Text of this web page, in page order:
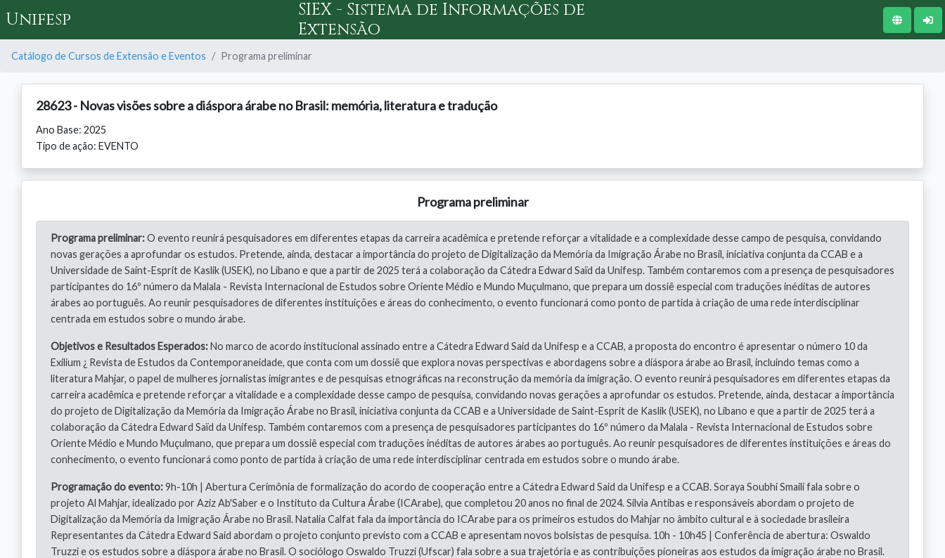
Unifesp
SIEX - Sistema de Informações de
Extensão
Catálogo de Cursos de Extensão e Eventos Programa preliminar
28623 - Novas visões sobre a diáspora árabe no Brasil: memória, literatura e tradução
Ano Base: 2025
Tipo de ação: EVENTO
Programa preliminar
Programa preliminar:O evento reunirá pesquisadores em diferentes etapas da carreira acadêmica e pretende reforçar a vitalidade e a complexidade desse campo de pesquisa, convidando
novas gerações a aprofundar os estudos. Pretende, ainda, destacar a importância do projeto de Digitalização da Memória da Imigração Árabe no Brasil, iniciativa conjunta da CCAB e a
Universidade de Saint-Esprit de Kaslik (USEK), no Líbano e que a partir de 2025 terá a colaboração da Cátedra Edward Saïd da Unifesp. Também contaremos com a presença de pesquisadores
participantes do 16º número da Malala - Revista Internacional de Estudos sobre Oriente Médio e Mundo Muçulmano, que prepara um dossiê especial com traduções inéditas de autores
árabes ao português. Ao reunir pesquisadores de diferentes instituições e áreas do conhecimento, o evento funcionará como ponto de partida à criação de uma rede interdisciplinar
centrada em estudos sobre o mundo árabe.
Objetivos e Resultados Esperados:No marco de acordo institucional assinado entre a Cátedra Edward Said da Unifesp e a CCAB, a proposta do encontro é apresentar o número 10 da
Exilium ¿ Revista de Estudos da Contemporaneidade, que conta com um dossiê que explora novas perspectivas e abordagens sobre a diáspora árabe ao Brasil, incluindo temas como a
literatura Mahjar, o papel de mulheres jornalistas imigrantes e de pesquisas etnográficas na reconstrução da memória da imigração. O evento reunirá pesquisadores em diferentes etapas da
carreira acadêmica e pretende reforçar a vitalidade e a complexidade desse campo de pesquisa, convidando novas gerações a aprofundar os estudos. Pretende, ainda, destacar a importância
do projeto de Digitalização da Memória da Imigração Árabe no Brasil, iniciativa conjunta da CCAB e a Universidade de Saint-Esprit de Kaslik (USEK), no Líbano e que a partir de 2025 terá a
colaboração da Cátedra Edward Saïd da Unifesp. Também contaremos com a presença de pesquisadores participantes do 16º número da Malala - Revista Internacional de Estudos sobre
Oriente Médio e Mundo Muçulmano, que prepara um dossiê especial com traduções inéditas de autores árabes ao português. Ao reunir pesquisadores de diferentes instituições e áreas do
conhecimento, o evento funcionará como ponto de partida à criação de uma rede interdisciplinar centrada em estudos sobre o mundo árabe.
Programação do evento:9h-10h | Abertura Cerimônia de formalização do acordo de cooperação entre a Cátedra Edward Said da Unifesp e a CCAB. Soraya Soubhi Smaili fala sobre o
projeto Al Mahjar, idealizado por Aziz Ab'Saber e o Instituto da Cultura Árabe (ICArabe), que completou 20 anos no final de 2024. Silvia Antibas e responsáveis abordam o projeto de
Digitalização da Memória da Imigração Árabe no Brasil. Natalia Calfat fala da importância do ICArabe para os primeiros estudos do Mahjar no âmbito cultural e à sociedade brasileira
Representantes da Cátedra Edward Said abordam o projeto conjunto previsto com a CCAB e apresentam novos bolsistas de pesquisa. 10h - 10h45 | Conferência de abertura: Oswaldo
Truzzi e os estudos sobre a diáspora árabe no Brasil. O sociólogo Oswaldo Truzzi (Ufscar) fala sobre a sua trajetória e as contribuições pioneiras aos estudos da imigração árabe no Brasil.